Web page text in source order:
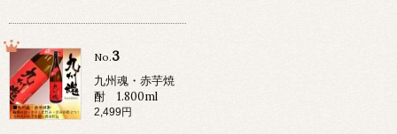
No.3
九州魂・赤芋焼
酎 1.800ml
2,499円